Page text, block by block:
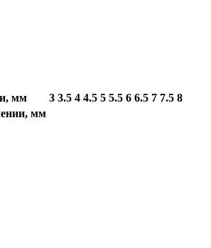
мм 3 3.5 4 4.5 5 5.5 6 6.5 7 7.5 8
мм